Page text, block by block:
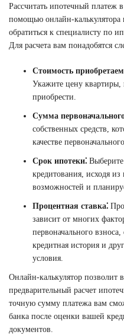
Рассчитать ипотечный платеж
помощью онлайн-калькулятора
обратиться к специалисту по
Для расчета вам понадобятся
Стоимость
Укажите цену квартиры,
приобрести.
Сумма первоначального
собственных средств,
качестве
Срок ипотеки⁚
кредитования, исходя
возможностей и
Процентная ставка⁚
зависит от многих
первоначального
кредитная история и
условия.
Онлайн-калькулятор позволит
предварительный расчет
точную сумму платежа вам
банка после оценки вашей
документов.